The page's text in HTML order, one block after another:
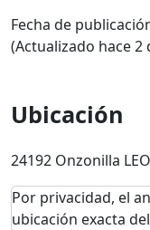
Fecha de
(Actualizado hace 2
Ubicación
24192 Onzonilla
Por privacidad, el
ubicación exacta